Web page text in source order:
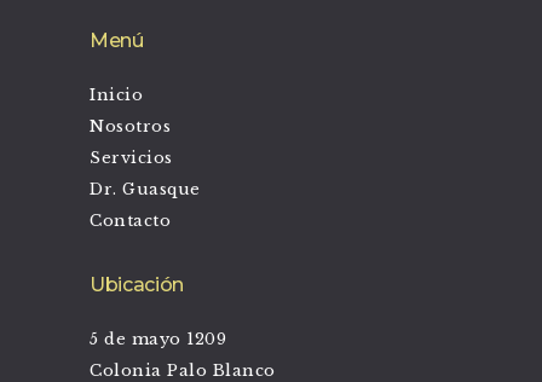
Menú
Inicio
Nosotros
Servicios
Dr. Guasque
Contacto
Ubicación
5 de mayo 1209
Colonia Palo Blanco